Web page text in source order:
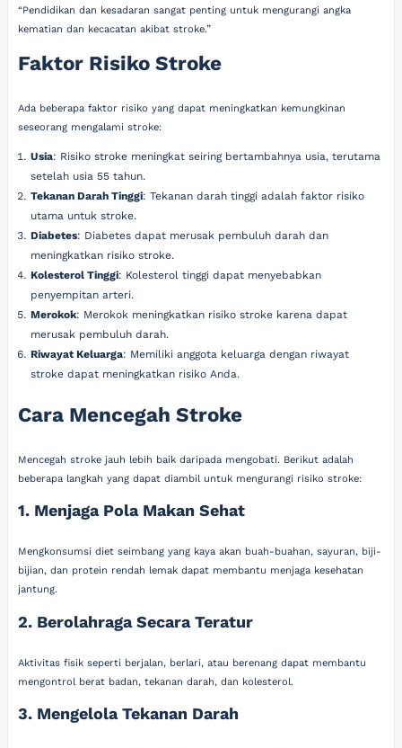
“Pendidikan dan kesadaran sangat penting untuk mengurangi angka
kematian dan kecacatan akibat stroke.”
Faktor Risiko Stroke
Ada beberapa faktor risiko yang dapat meningkatkan kemungkinan
seseorang mengalami stroke:
Usia: Risiko stroke meningkat seiring bertambahnya usia, terutama
setelah usia 55 tahun.
Tekanan Darah Tinggi: Tekanan darah tinggi adalah faktor risiko
utama untuk stroke.
Diabetes: Diabetes dapat merusak pembuluh darah dan
meningkatkan risiko stroke.
Kolesterol Tinggi: Kolesterol tinggi dapat menyebabkan
penyempitan arteri.
Merokok: Merokok meningkatkan risiko stroke karena dapat
merusak pembuluh darah.
Riwayat Keluarga: Memiliki anggota keluarga dengan riwayat
stroke dapat meningkatkan risiko Anda.
Cara Mencegah Stroke
Mencegah stroke jauh lebih baik daripada mengobati. Berikut adalah
beberapa langkah yang dapat diambil untuk mengurangi risiko stroke:
1. Menjaga Pola Makan Sehat
Mengkonsumsi diet seimbang yang kaya akan buah-buahan, sayuran, biji-
bijian, dan protein rendah lemak dapat membantu menjaga kesehatan
jantung.
2. Berolahraga Secara Teratur
Aktivitas fisik seperti berjalan, berlari, atau berenang dapat membantu
mengontrol berat badan, tekanan darah, dan kolesterol.
3. Mengelola Tekanan Darah